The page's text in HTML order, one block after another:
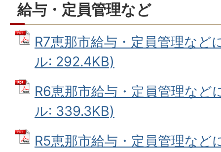
給与・定員管理など
R7恵那市給与・定員管理など
ル: 292.4KB)
R6恵那市給与・定員管理など
ル: 339.3KB)
R5恵那市給与・定員管理など